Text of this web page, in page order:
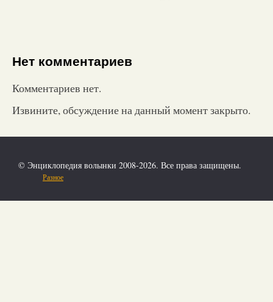
Нет комментариев
Комментариев нет.
Извините, обсуждение на данный момент закрыто.
© Энциклопедия волынки 2008-2026. Все права защищены.
Разное